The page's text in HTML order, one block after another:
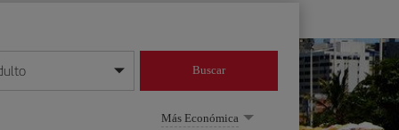
mes/año
Buscar
Más Económica